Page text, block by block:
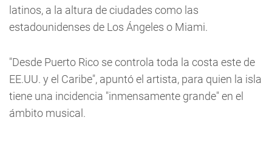
latinos, a la altura de ciudades como las
estadounidenses de Los Ángeles o Miami.
"Desde Puerto Rico se controla toda la costa este de
EE.UU. y el Caribe", apuntó el artista, para quien la isla
tiene una incidencia "inmensamente grande" en el
ámbito musical.